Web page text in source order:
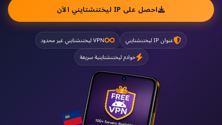
احصل على IP ليختنشتايني الآن
عنوان IP ليختنشتايني VPN ليختنشتايني غير محدود
خوادم ليختنشتاينية سريعة